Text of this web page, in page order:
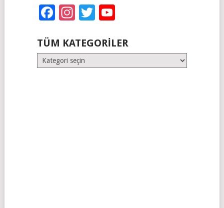
Facebook
Instagram
Twitter
TÜM KATEGORILER
Tüm
Kategoriler